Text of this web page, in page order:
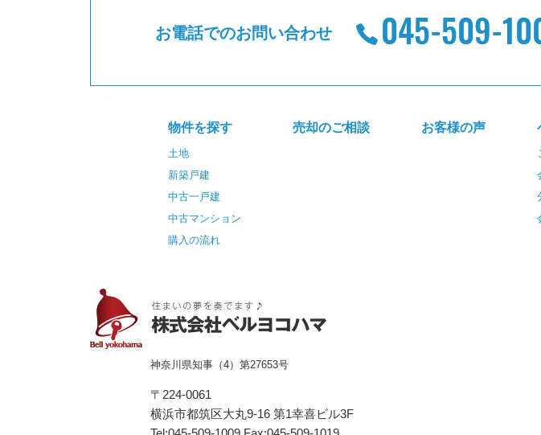
お電話でのお問い合わせ
物件を探す
土地
新築戸建
中古一戸建
中古マンション
購入の流れ
売却のご相談 お客様の声
神奈川県知事（4）第27653号
〒224-0061
横浜市都筑区⼤丸9-16 第1幸喜ビル3F